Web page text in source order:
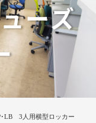
ーズ
LB 3人用横型ロッカー